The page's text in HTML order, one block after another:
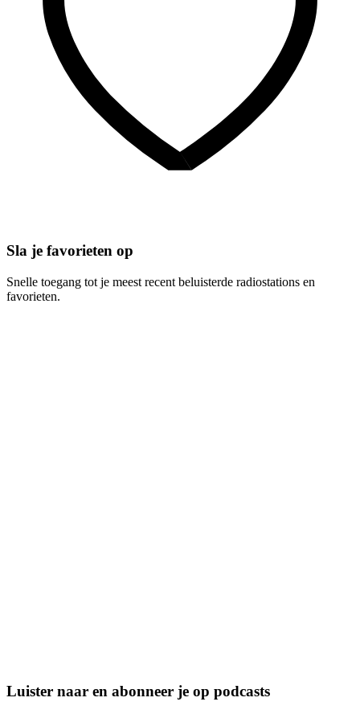
Sla je favorieten op
Snelle toegang tot je meest recent beluisterde radiostations en
favorieten.
Luister naar en abonneer je op podcasts